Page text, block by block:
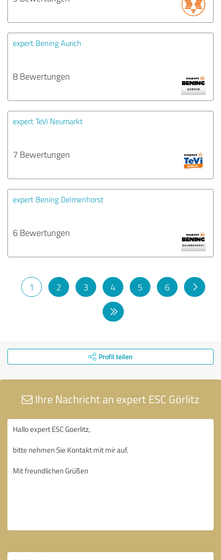
expert Bening Aurich
8 Bewertungen
expert TeVi Neumarkt
7 Bewertungen
expert Bening Delmenhorst
6 Bewertungen
1 2 3 4 5 6
Profil teilen
Ihre Nachricht an expert ESC Görlitz